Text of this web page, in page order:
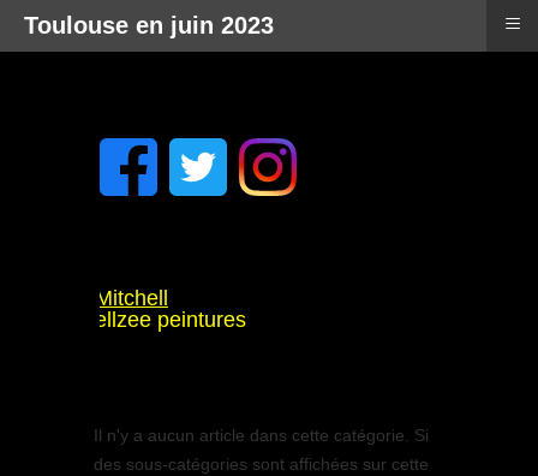
Tyler Mitchell
Rammellzee peintures
Il n'y a aucun article dans cette catégorie. Si
des sous-catégories sont affichées sur cette
Toulouse en juin 2023 ≡